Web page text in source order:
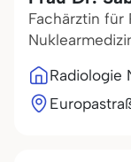
Fachärztin für
Radiologie